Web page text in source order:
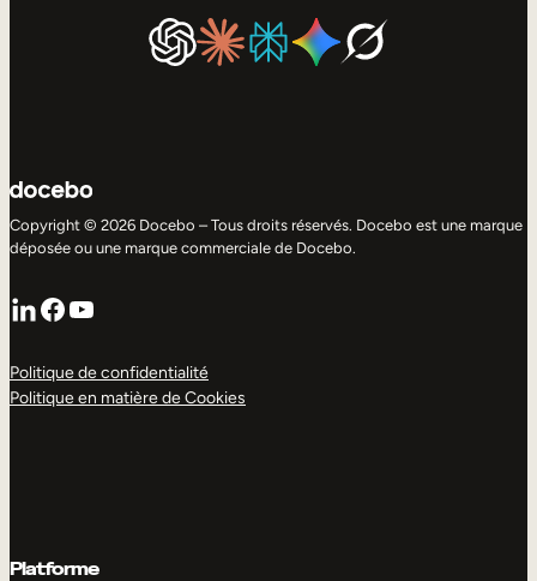
Copyright © 2026 Docebo – Tous droits réservés. Docebo est une marque
déposée ou une marque commerciale de Docebo.
LinkedIn
Facebook
YouTube
Politique de confidentialité
Politique en matière de Cookies
Platforme